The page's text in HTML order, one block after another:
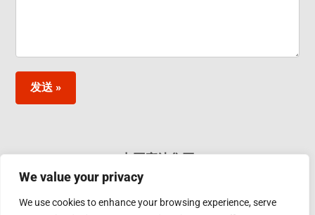
We value your privacy
We use cookies to enhance your browsing experience, serve
发送 »
中国应达集团
应达工业(上海)有限公司 上海浦东新区张江高科技园区郭
守敬路50号